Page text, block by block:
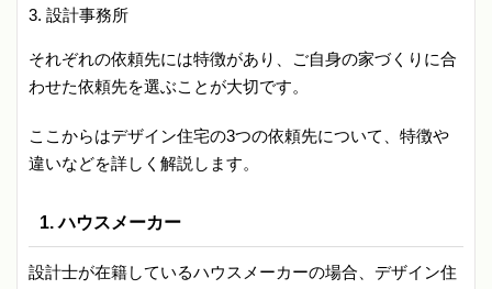
設計事務所
それぞれの依頼先には特徴があり、ご自身の家づくりに合
わせた依頼先を選ぶことが大切です。
ここからはデザイン住宅の3つの依頼先について、特徴や
違いなどを詳しく解説します。
1. ハウスメーカー
設計士が在籍しているハウスメーカーの場合、デザイン住